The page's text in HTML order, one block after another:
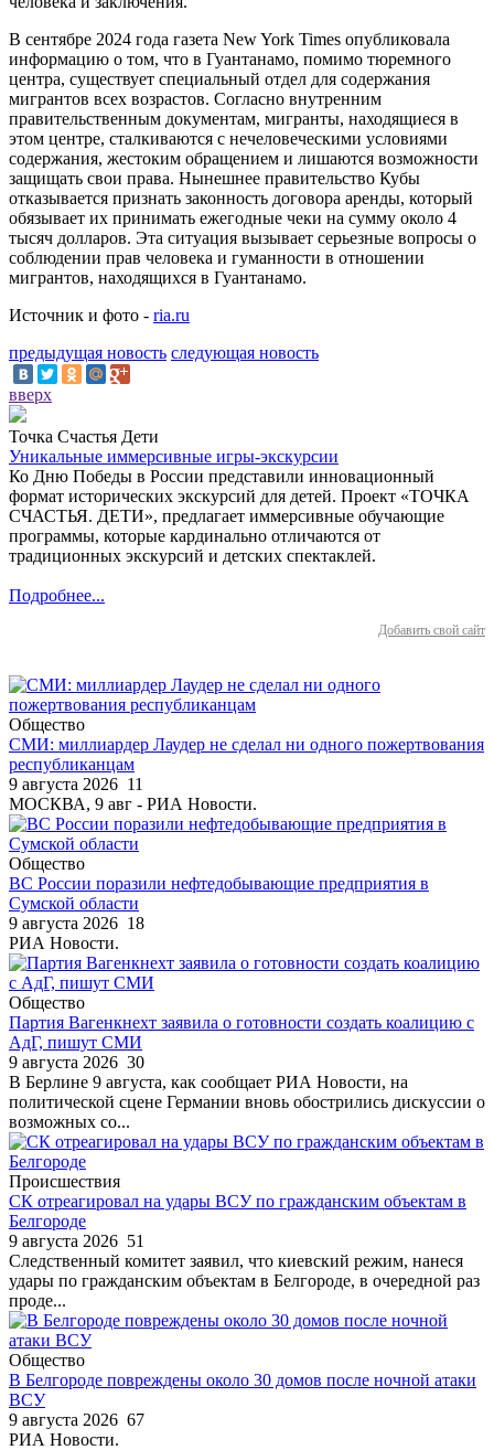
В сентябре 2024 года газета New York Times опубликовала
информацию о том, что в Гуантанамо, помимо тюремного
центра, существует специальный отдел для содержания
мигрантов всех возрастов. Согласно внутренним
правительственным документам, мигранты, находящиеся в
этом центре, сталкиваются с нечеловеческими условиями
содержания, жестоким обращением и лишаются возможности
защищать свои права. Нынешнее правительство Кубы
отказывается признать законность договора аренды, который
обязывает их принимать ежегодные чеки на сумму около 4
тысяч долларов. Эта ситуация вызывает серьезные вопросы о
соблюдении прав человека и гуманности в отношении
мигрантов, находящихся в Гуантанамо.
Источник и фото - ria.ru
предыдущая новость следующая новость
вверх
Точка Счастья Дети
Уникальные иммерсивные игры-экскурсии
Ко Дню Победы в России представили инновационный
формат исторических экскурсий для детей. Проект «ТОЧКА
СЧАСТЬЯ. ДЕТИ», предлагает иммерсивные обучающие
программы, которые кардинально отличаются от
традиционных экскурсий и детских спектаклей.
Подробнее...
Добавить свой сайт
Общество
СМИ: миллиардер Лаудер не сделал ни одного пожертвования
республиканцам
9 августа 2026 11
МОСКВА, 9 авг - РИА Новости.
Общество
ВС России поразили нефтедобывающие предприятия в
Сумской области
9 августа 2026 18
РИА Новости.
Общество
Партия Вагенкнехт заявила о готовности создать коалицию с
АдГ, пишут СМИ
9 августа 2026 30
В Берлине 9 августа, как сообщает РИА Новости, на
политической сцене Германии вновь обострились дискуссии о
возможных со...
Происшествия
СК отреагировал на удары ВСУ по гражданским объектам в
Белгороде
9 августа 2026 51
Следственный комитет заявил, что киевский режим, нанеся
удары по гражданским объектам в Белгороде, в очередной раз
проде...
Общество
В Белгороде повреждены около 30 домов после ночной атаки
ВСУ
9 августа 2026 67
РИА Новости.